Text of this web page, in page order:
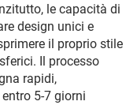
le capacità di
design unici e
il proprio stile
Il processo
rapidi,
5-7 giorni